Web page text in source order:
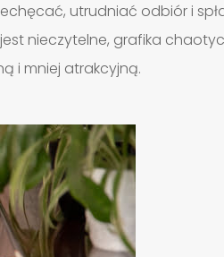
utrudniać odbiór i
nieczytelne, grafika
i mniej atrakcyjną.